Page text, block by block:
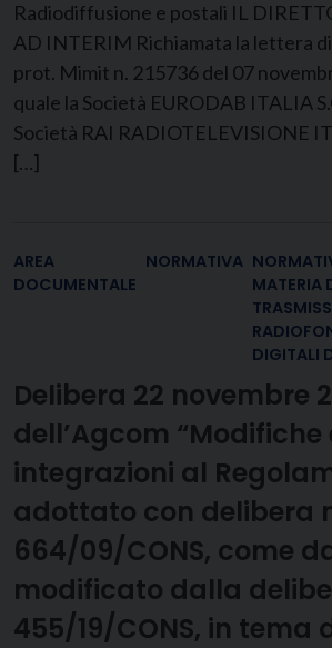
Radiodiffusione e postali IL
AD INTERIM Richiamata la lettera
prot. Mimit n. 215736 del 07
quale la Società EURODAB ITALIA
Società RAI RADIOTELEVISIONE
[…]
AREA
DOCUMENTALE
NORMATIVA
MATERIA
DIGITALI
Delibera 22 novembre
dell’Agcom “Modifiche
integrazioni al
adottato con delibera
664/09/CONS, come
modificato dalla
455/19/CONS, in tema